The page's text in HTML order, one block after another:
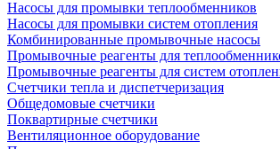
Насосы для промывки теплообменников
Насосы для промывки систем отопления
Комбинированные промывочные насосы
Промывочные реагенты для
Промывочные реагенты для систем
Счетчики тепла и диспетчеризация
Общедомовые счетчики
Поквартирные счетчики
Вентиляционное оборудование